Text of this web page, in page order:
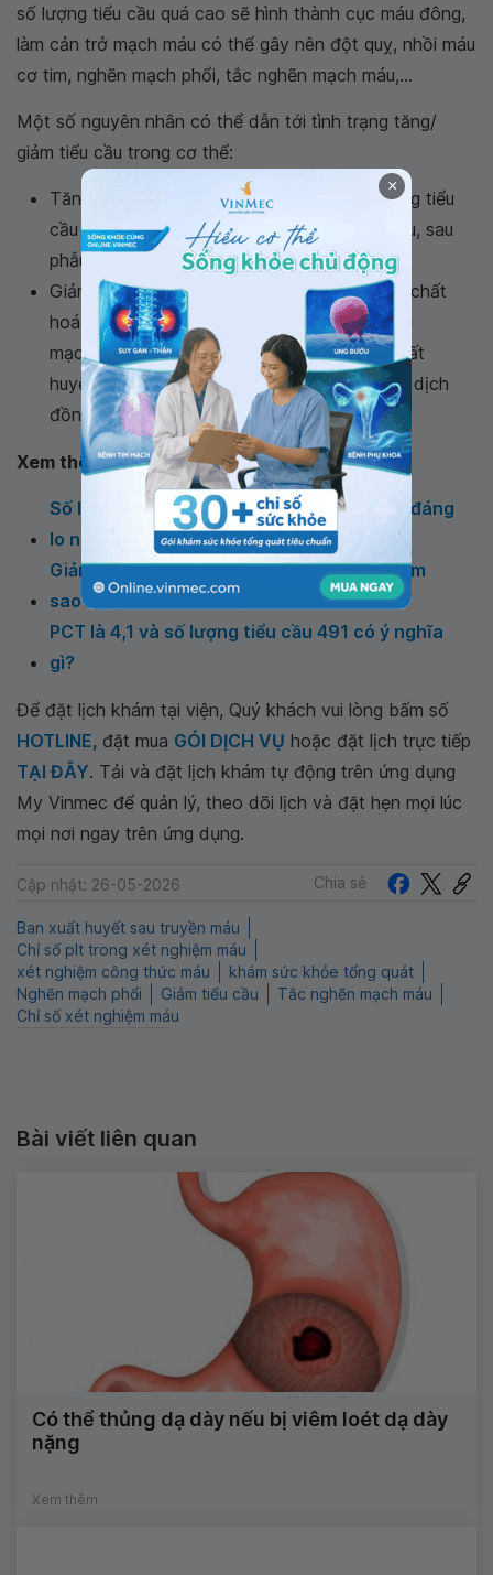
số lượng tiểu cầu quá cao sẽ hình thành cục máu đông,
làm cản trở mạch máu có thể gây nên đột quỵ, nhồi máu
cơ tim, nghẽn mạch phổi, tắc nghẽn mạch máu,...
Một số nguyên nhân có thể dẫn tới tình trạng tăng/
giảm tiểu cầu trong cơ thể:
Tăng: rối loạn tăng sinh tuỷ xương, bệnh tăng tiểu
cầu vô căn, xơ hoá tuỷ xương, sau chảy máu, sau
phẫu thuật cắt bỏ lách, các bệnh viêm.
Giảm: ức chế hoặc thay thế tuỷ xương, các chất
hoá trị liệu, phì đại lách, đông máu trong lòng
mạch rải rác, các kháng thể tiểu cầu, ban xuất
huyết sau truyền máu, giảm tiểu cầu do miễn dịch
đồng loại ở trẻ sơ sinh...
Xem thêm:
Số lượng tiểu cầu là 465000 sức khỏe có đáng
lo ngại không?
Giảm tiểu cầu vô căn khi mang thai phải làm
sao?
PCT là 4,1 và số lượng tiểu cầu 491 có ý nghĩa
gì?
Để đặt lịch khám tại viện, Quý khách vui lòng bấm số
HOTLINE, đặt mua GÓI DỊCH VỤ hoặc đặt lịch trực tiếp
TẠI ĐÂY. Tải và đặt lịch khám tự động trên ứng dụng
My Vinmec để quản lý, theo dõi lịch và đặt hẹn mọi lúc
mọi nơi ngay trên ứng dụng.
Cập nhật: 26-05-2026 Chia sẻ
Ban xuất huyết sau truyền máu
Chỉ số plt trong xét nghiệm máu
xét nghiệm công thức máu
khám sức khỏe tổng quát
Nghẽn mạch phổi
Giảm tiểu cầu
Tắc nghẽn mạch máu
Chỉ số xét nghiệm máu
Bài viết liên quan
Có thể thủng dạ dày nếu bị viêm loét dạ dày
nặng
Xem thêm
×